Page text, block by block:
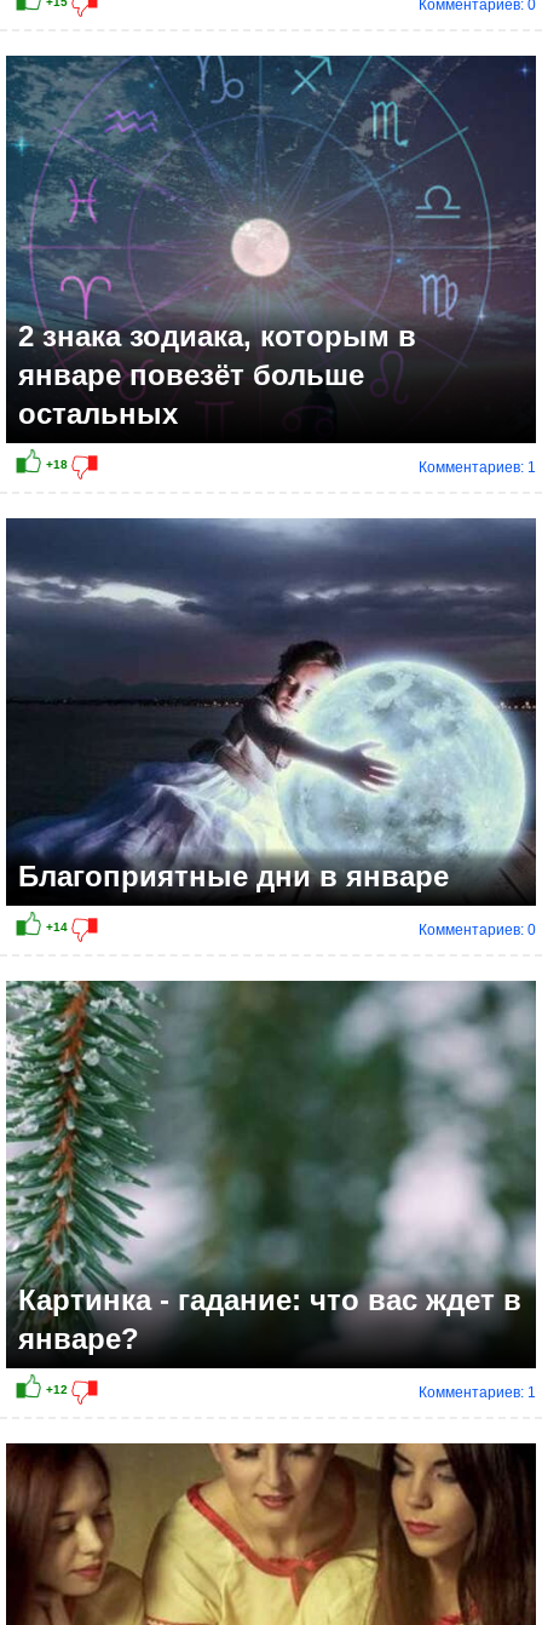
+10
+11
Комментариев: 0
2 знака зодиака, которым в
январе повезёт больше
остальных
Комментариев: 1
Благоприятные дни в январе
Комментариев: 0
Картинка - гадание: что вас ждет в
январе?
Комментариев: 1